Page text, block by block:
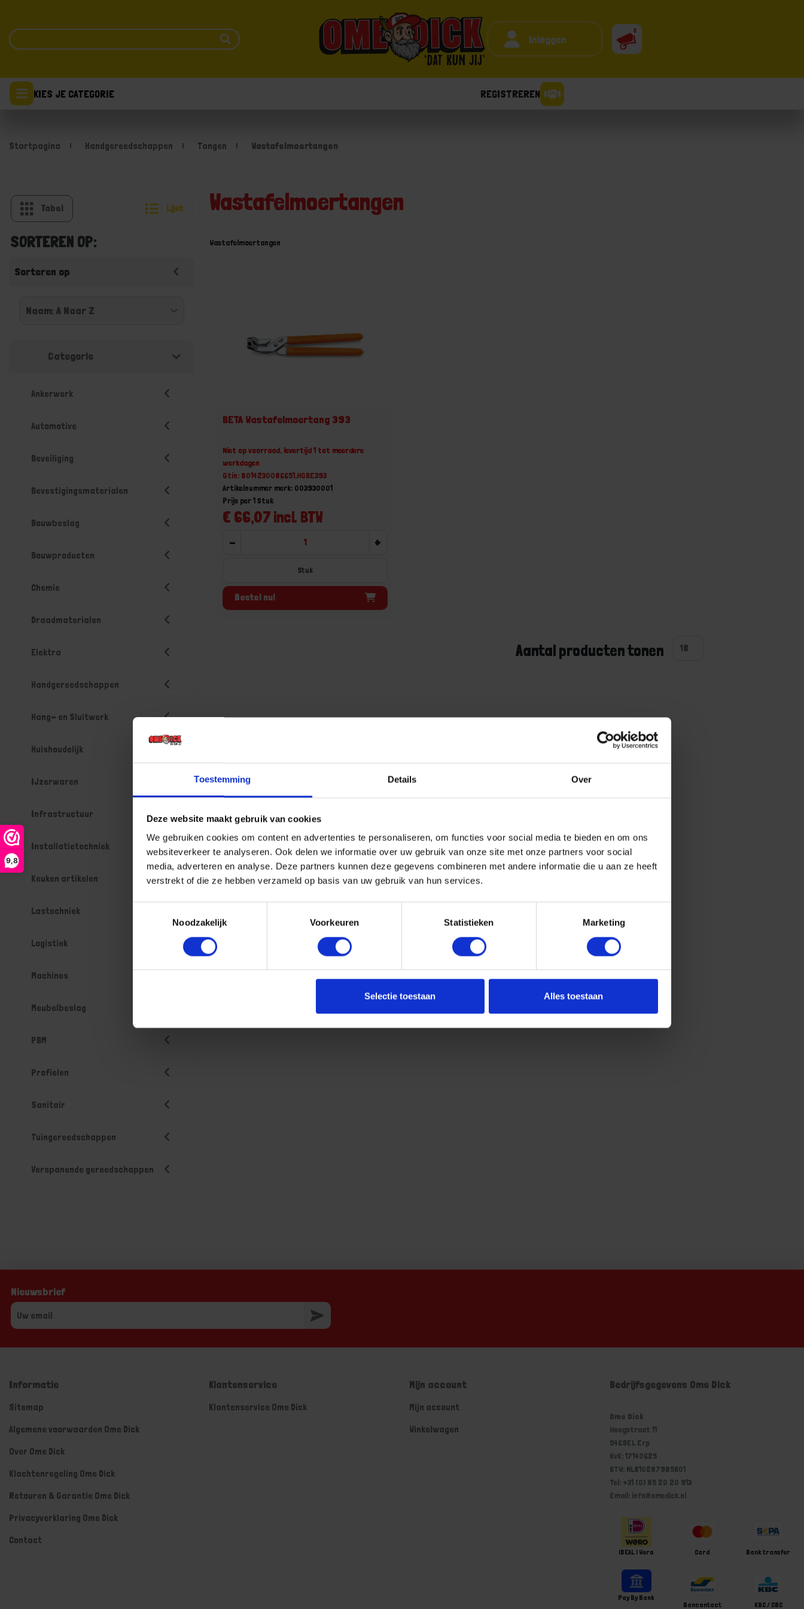
Toestemming Details Over
Deze website maakt gebruik van cookies
We gebruiken cookies om content en advertenties te personaliseren, om functies voor social media te bieden en om ons
websiteverkeer te analyseren. Ook delen we informatie over uw gebruik van onze site met onze partners voor social
media, adverteren en analyse. Deze partners kunnen deze gegevens combineren met andere informatie die u aan ze heeft
verstrekt of die ze hebben verzameld op basis van uw gebruik van hun services.
Noodzakelijk
Voorkeuren Statistieken Marketing
Selectie toestaan Alles toestaan
9,8
Inloggen
0
KIES JE CATEGORIE REGISTREREN
Startpagina Handgereedschappen Tangen Wastafelmoertangen
Tabel Lijst
SORTEREN OP:
Sorteren op
Categorie
Ankerwerk
Automotive
Beveiliging
Bevestigingsmaterialen
Bouwbeslag
Bouwproducten
Chemie
Draadmaterialen
Elektra
Handgereedschappen
Hang- en Sluitwerk
Huishoudelijk
IJzerwaren
Infrastructuur
Installatietechniek
Keuken artikelen
Lastechniek
Logistiek
Machines
Meubelbeslag
PBM
Profielen
Sanitair
Tuingereedschappen
Verspanende gereedschappen
Wastafelmoertangen
Wastafelmoertangen
BETA Wastafelmoertang 393
Niet op voorraad, levertijd 1 tot meerdere
werkdagen
Gtin: 8014230086651,HGBE393
Artikelnummer merk: 003930001
€ 66,07 incl. BTW
Prijs per 1 Stuk
- +
Stuk
Bestel nu!
Aantal producten tonen
Nieuwsbrief
Informatie
Sitemap
Algemene voorwaarden Ome Dick
Over Ome Dick
Klachtenregeling Ome Dick
Retouren & Garantie Ome Dick
Privacyverklaring Ome Dick
Contact
Klantenservice
Klantenservice Ome Dick
Mijn account
Mijn account
Winkelwagen
Bedrijfsgegevens Ome Dick
Ome Dick
Hoogstraat 11
5469EL Erp
KvK: 17140625
BTW: NL810287985B01
Tel: +31 (0) 85 20 20 913
Email: info@omedick.nl
iDEAL | Wero Card Bank transfer
Pay By Bank
Bancontact
KBC / CBC